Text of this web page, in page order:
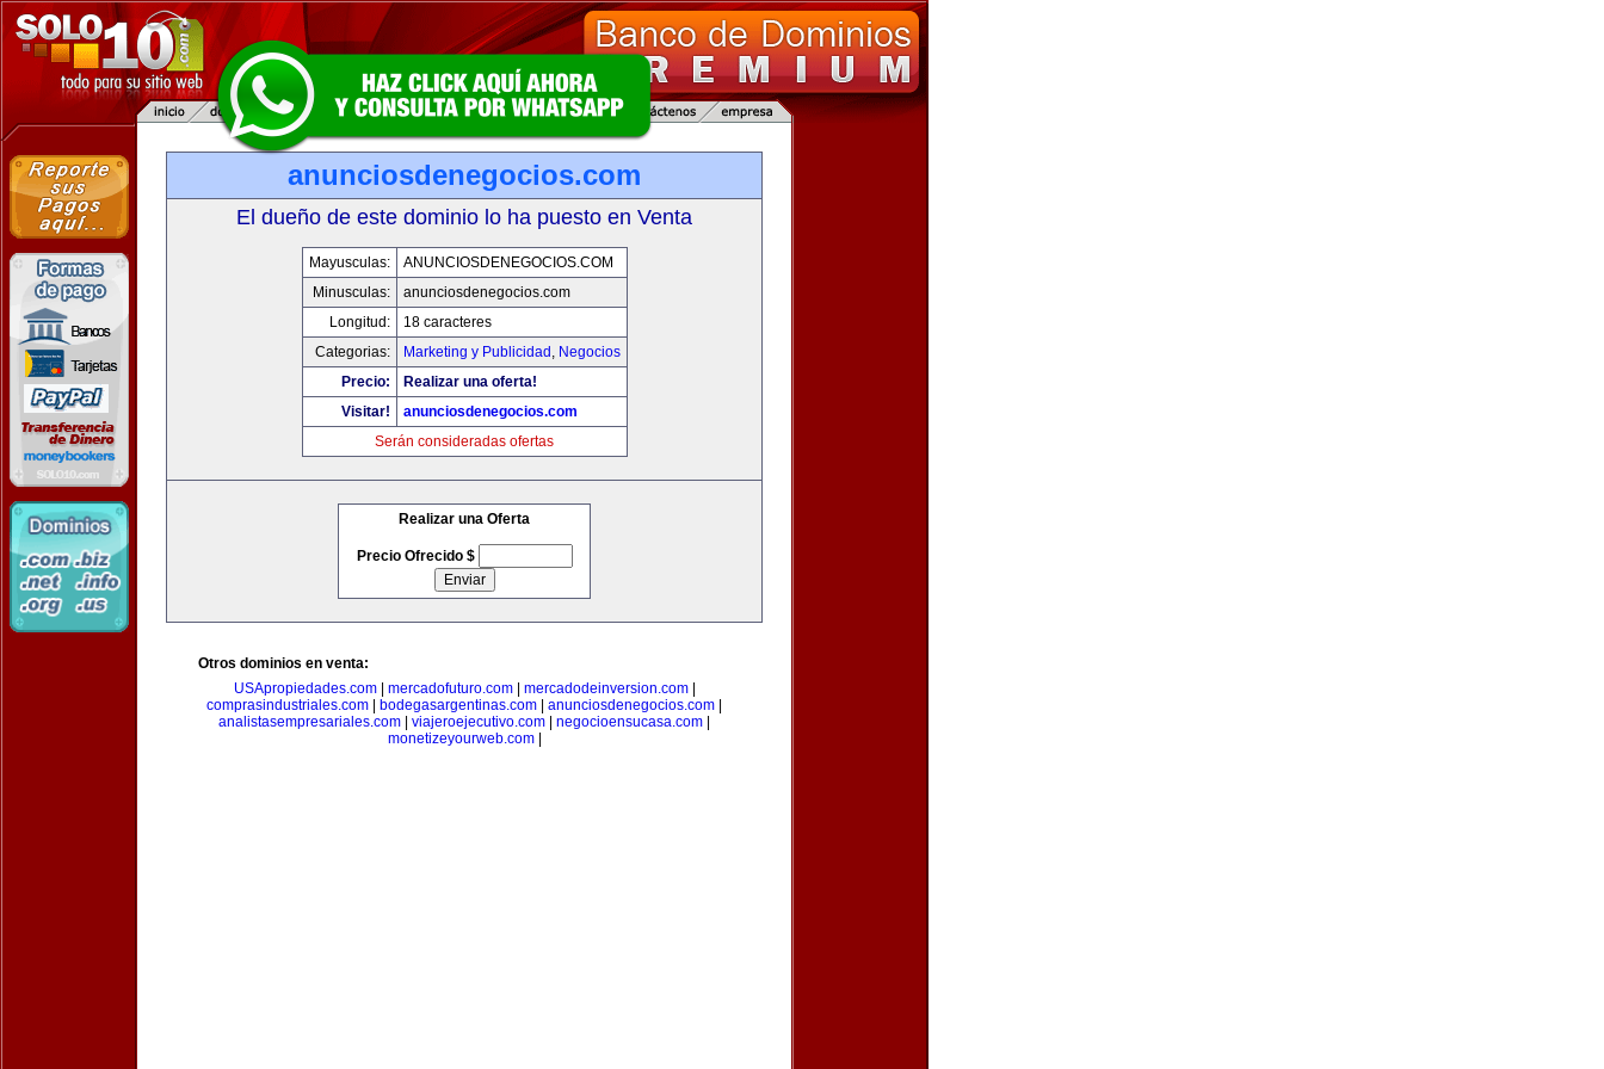
anunciosdenegocios.com
El dueño de este dominio lo ha puesto en Venta
Mayusculas:
ANUNCIOSDENEGOCIOS.COM
Minusculas:
anunciosdenegocios.com
Longitud:
18 caracteres
Categorias:
Marketing y Publicidad , Negocios
Precio:
Realizar una oferta!
Visitar!
anunciosdenegocios.com
Serán consideradas ofertas
Realizar una Oferta
Precio Ofrecido $
Otros dominios en venta:
USApropiedades.com| mercadofuturo.com| mercadodeinversion.com|
comprasindustriales.com
bodegasargentinas.com anunciosdenegocios.com
analistasempresariales.com
viajeroejecutivo.com negocioensucasa.com
monetizeyourweb.com|